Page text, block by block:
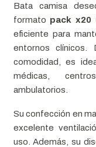
Bata camisa
formato pack x20
eficiente para
entornos clínicos.
comodidad, es
médicas,
ambulatorios.
Su confección en
excelente
uso. Además, su